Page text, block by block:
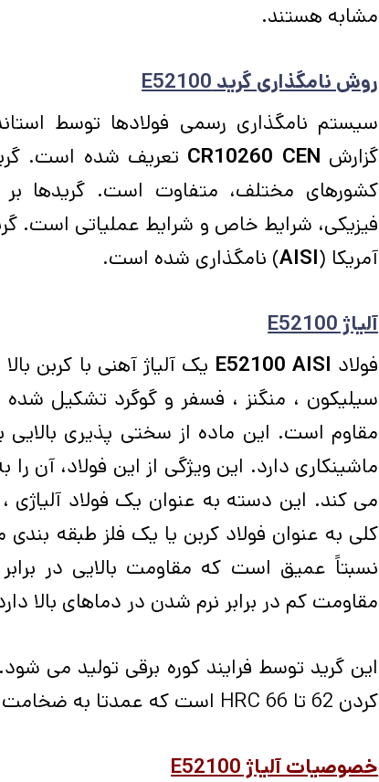
مشابه هستند.
روش نامگذاری گرید E52100
سیستم نامگذاری رسمی فولادها توسط
گزارش CEN
CR10260 تعریف شده است.
کشورهای مختلف، متفاوت است. گریدها
فیزیکی، شرایط خاص و شرایط عملیاتی است.
آمریکا (AISI) نامگذاری شده است.
آلیاژ E52100
فولاد AISI
E52100 یک آلیاژ آهنی با کربن
سیلیکون ، منگنز ، فسفر و گوگرد تشکیل شده
ماشینکاری دارد. این ویژگی از این فولاد، آن
می کند. این دسته به عنوان یک فولاد آلیاژی ،
نسبتاً عمیق است که مقاومت بالایی در
مقاومت کم در برابر نرم شدن در دماهای بالا
این گرید توسط فرایند کوره برقی تولید می
کردن 62 تا 66
HRC است که عمدتا به
خصوصیات آلیاژ E52100